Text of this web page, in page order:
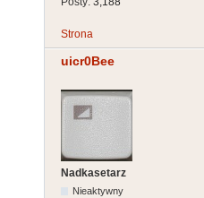
Strona
uicr0Bee
Nadkasetarz
Nieaktywny